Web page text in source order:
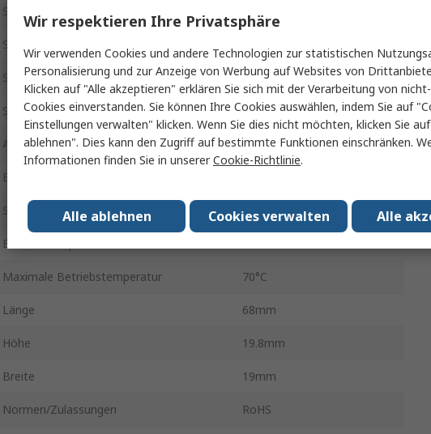
Schaltstrom
Schaltspannung AC
Schaltspannung DC 7500V
Spulenwiderstand 600Ω
Anschlusstyp Stiftpin
Betriebszeit
Schaltleistung 50W
Betriebstemperatur min.
Maximale Betriebstemperatur 70°C
Länge 68mm
Höhe 19.8mm
Breite 19mm
Normen/Zulassungen RoHS
Wir respektieren Ihre Privatsphäre
Wir verwenden Cookies und andere Technologien zur statistischen
Personalisierung und zur Anzeige von Werbung auf Websites von
Klicken auf "Alle akzeptieren" erklären Sie sich mit der Verarbeitung von
Cookies einverstanden. Sie können Ihre Cookies auswählen, indem Sie auf
Einstellungen verwalten" klicken. Wenn Sie dies nicht möchten, klicken Sie
ablehnen". Dies kann den Zugriff auf bestimmte Funktionen einschränken.
Informationen finden Sie in unsererCookie-Richtlinie.
Alle
Cookies verwalten
Alle ablehnen